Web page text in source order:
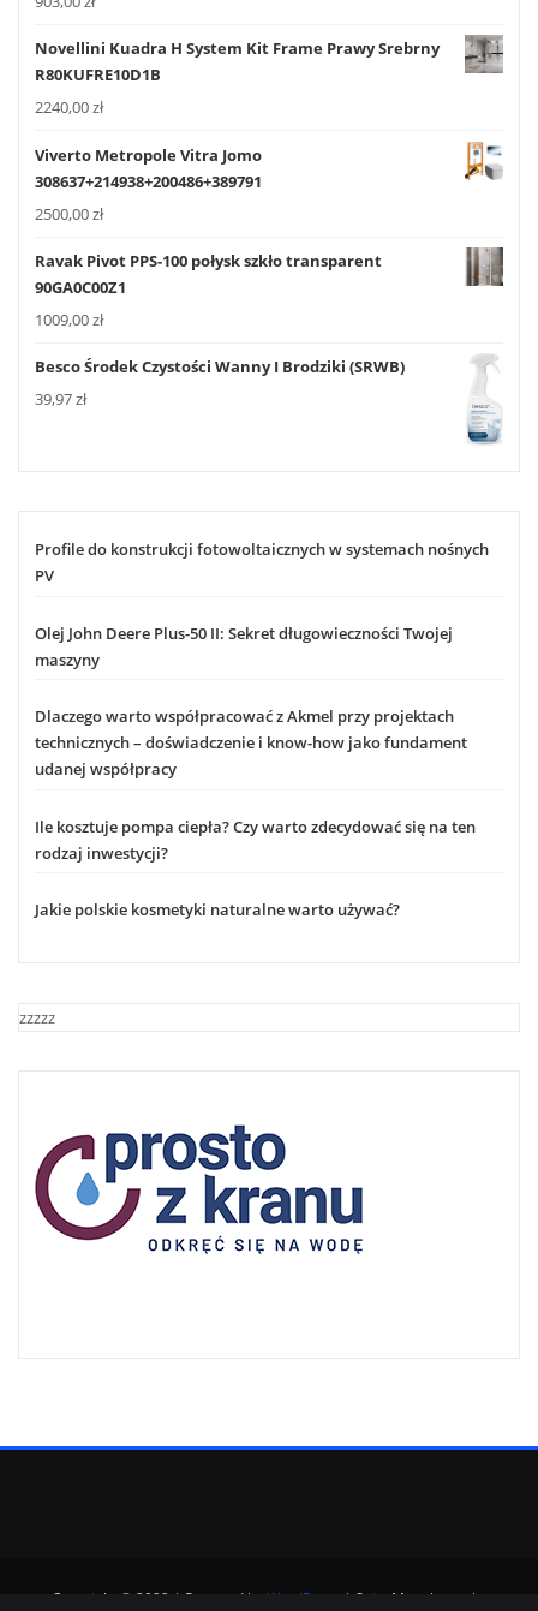
Novellini Kuadra H System Kit Frame Prawy Srebrny
R80KUFRE10D1B
2240,00zł
Viverto Metropole Vitra Jomo
308637+214938+200486+389791
2500,00zł
Ravak Pivot PPS-100 połysk szkło transparent
90GA0C00Z1
1009,00zł
Besco Środek Czystości Wanny I Brodziki (SRWB)
39,97zł
Profile do konstrukcji fotowoltaicznych w systemach nośnych
PV
Olej John Deere Plus-50 II: Sekret długowieczności Twojej
maszyny
Dlaczego warto współpracować z Akmel przy projektach
technicznych – doświadczenie i know-how jako fundament
udanej współpracy
Ile kosztuje pompa ciepła? Czy warto zdecydować się na ten
rodzaj inwestycji?
Jakie polskie kosmetyki naturalne warto używać?
zzzzz
Copyright © 2022 | Powered by WordPress | SpiceMag theme by